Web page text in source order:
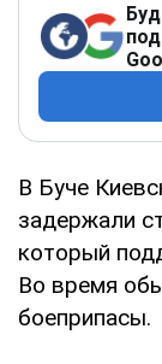
В Буче
задержали
который
Во время
боеприпасы.